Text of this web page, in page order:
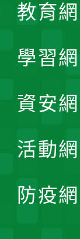
教育
學習
資安
活動
防疫